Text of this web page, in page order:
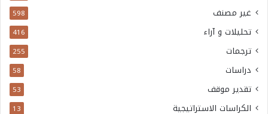
غير مصنف 598
تحليلات و آراء 416
ترجمات 255
دراسات 58
تقدير موقف 53
الكراسات الاستراتيجية 13